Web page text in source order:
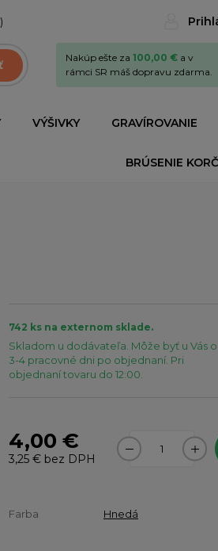
Nakúp ešte za 100,00 € a v
rámci SR máš dopravu zdarma.
VÝŠIVKY GRAVÍROVANIE
BRÚSENIE
742 ks na externom sklade.
Skladom u dodávateľa. Môže byť u Vás o
3-4 pracovné dni po objednaní. Pri
objednaní tovaru do 12:00.
4,00 €
3,25 € bez DPH
Farba Hnedá